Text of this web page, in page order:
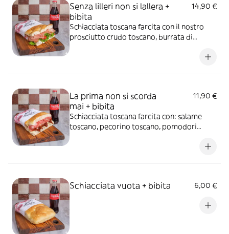
Senza lilleri non si lallera +
bibita
14,90 €
Schiacciata toscana farcita con il nostro
prosciutto crudo toscano, burrata di
La prima non si scorda
mai + bibita
11,90 €
Schiacciata toscana farcita con: salame
toscano, pecorino toscano, pomodori
Schiacciata vuota + bibita 6,00 €